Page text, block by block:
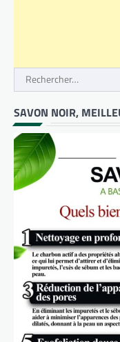
Rechercher :
SAVON NOIR,